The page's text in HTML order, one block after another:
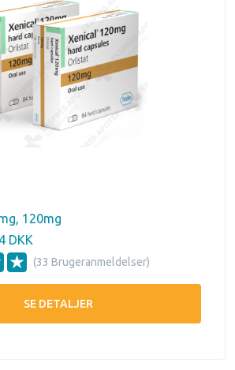
120mg
DKK
(33 Brugeranmeldelser)
SE DETALJER